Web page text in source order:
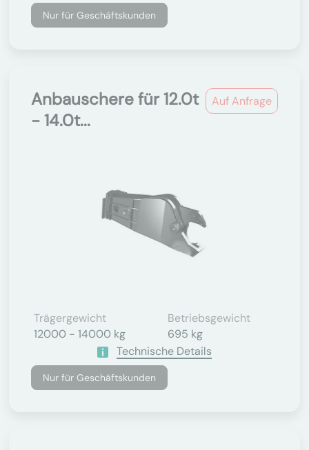
Nur für Geschäftskunden
Auf Anfrage
Anbauschere für 12.0t
- 14.0t...
Trägergewicht
12000 - 14000 kg
Betriebsgewicht
695 kg
Technische Details
Nur für Geschäftskunden